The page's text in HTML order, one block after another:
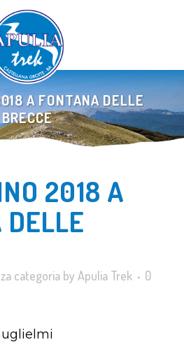
A FONTANA DELLE
BRECCE
2018 A
categoria byApulia Trek
0